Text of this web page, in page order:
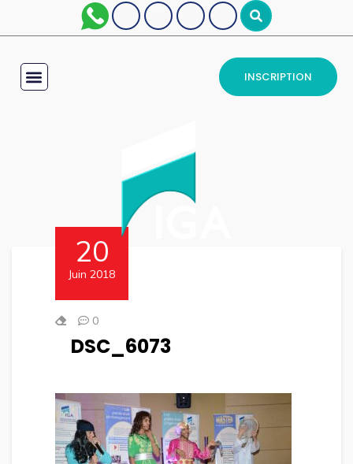
INSCRIPTION
20
Juin 2018
0
DSC_6073